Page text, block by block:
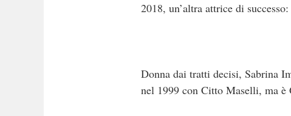
2018, un’altra attrice di
Donna dai tratti decisi, Sabrina
nel 1999 con Citto Maselli, ma è